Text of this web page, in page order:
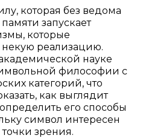
которая без ведома
запускает
которые
некую реализацию.
науке
философии с
категорий, что
как выглядит
его способы
символ интересен
зрения.